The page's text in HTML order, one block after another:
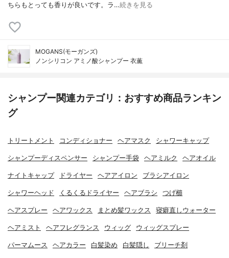
ちらもとっても香りが良いです。ラ…続きを見る
MOGANS(モーガンズ)
ノンシリコン アミノ酸シャンプー 衣薫
シャンプー関連カテゴリ：おすすめ商品ランキン
グ
トリートメント コンディショナー ヘアマスク シャワーキャップ
シャンプーディスペンサー シャンプー手袋 ヘアミルク ヘアオイル
ナイトキャップ ドライヤー ヘアアイロン ブラシアイロン
シャワーヘッド くるくるドライヤー ヘアブラシ つげ櫛
ヘアスプレー ヘアワックス まとめ髪ワックス 寝癖直しウォーター
ヘアミスト ヘアフレグランス ウィッグ ウィッグスプレー
パーマムース ヘアカラー 白髪染め 白髪隠し ブリーチ剤